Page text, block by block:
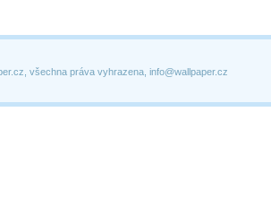
všechna práva vyhrazena, info@wallpaper.cz